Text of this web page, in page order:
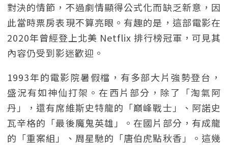
對決的情節，不過劇情顯得公式化而缺乏新意，因
此當時票房表現不算亮眼。有趣的是，這部電影在
2020年曾經登上北美 Netflix 排行榜冠軍，可見其
內容仍受到影迷歡迎。
1993年的電影院暑假檔，有多部大片強勢登台，
盛況有如神仙打架。在西片部分，除了「淘氣阿
丹」，還有席維斯史特龍的「巔峰戰士」、阿諾史
瓦辛格的「最後魔鬼英雄」。在國片部分，有成龍
的「重案組」、周星馳的「唐伯虎點秋香」。這幾